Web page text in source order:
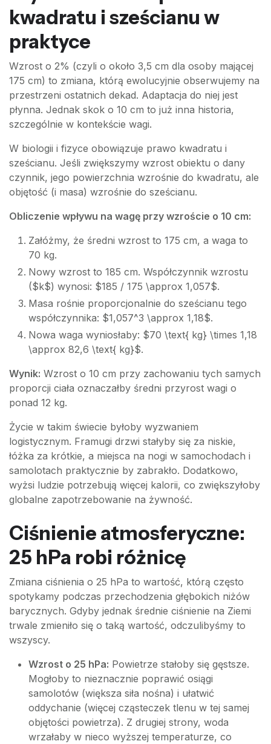
kwadratu i sześcianu w
praktyce
Wzrost o 2% (czyli o około 3,5 cm dla osoby mającej
175 cm) to zmiana, którą ewolucyjnie obserwujemy na
przestrzeni ostatnich dekad. Adaptacja do niej jest
płynna. Jednak skok o 10 cm to już inna historia,
szczególnie w kontekście wagi.
W biologii i fizyce obowiązuje prawo kwadratu i
sześcianu. Jeśli zwiększymy wzrost obiektu o dany
czynnik, jego powierzchnia wzrośnie do kwadratu, ale
objętość (i masa) wzrośnie do sześcianu.
Obliczenie wpływu na wagę przy wzroście o 10 cm:
Załóżmy, że średni wzrost to 175 cm, a waga to
70 kg.
Nowy wzrost to 185 cm. Współczynnik wzrostu
($k$) wynosi: $185 / 175 \approx 1,057$.
Masa rośnie proporcjonalnie do sześcianu tego
współczynnika: $1,057^3 \approx 1,18$.
Nowa waga wyniosłaby: $70 \text{ kg} \times 1,18
\approx 82,6 \text{ kg}$.
Wynik: Wzrost o 10 cm przy zachowaniu tych samych
proporcji ciała oznaczałby średni przyrost wagi o
ponad 12 kg.
Życie w takim świecie byłoby wyzwaniem
logistycznym. Framugi drzwi stałyby się za niskie,
łóżka za krótkie, a miejsca na nogi w samochodach i
samolotach praktycznie by zabrakło. Dodatkowo,
wyżsi ludzie potrzebują więcej kalorii, co zwiększyłoby
globalne zapotrzebowanie na żywność.
Ciśnienie atmosferyczne:
25 hPa robi różnicę
Zmiana ciśnienia o 25 hPa to wartość, którą często
spotykamy podczas przechodzenia głębokich niżów
barycznych. Gdyby jednak średnie ciśnienie na Ziemi
trwale zmieniło się o taką wartość, odczulibyśmy to
wszyscy.
Wzrost o 25 hPa: Powietrze stałoby się gęstsze.
Mogłoby to nieznacznie poprawić osiągi
samolotów (większa siła nośna) i ułatwić
oddychanie (więcej cząsteczek tlenu w tej samej
objętości powietrza). Z drugiej strony, woda
wrzałaby w nieco wyższej temperaturze, co